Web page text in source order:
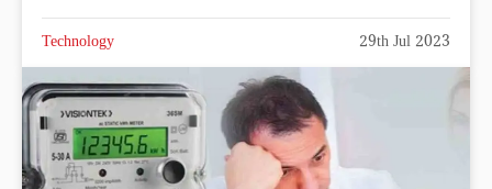
Technology 29th Jul 2023